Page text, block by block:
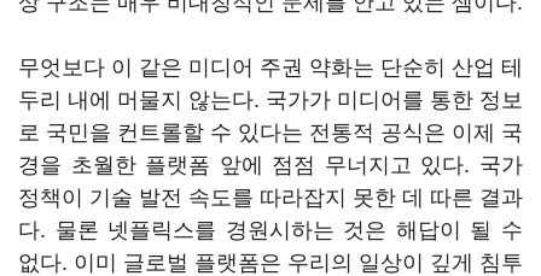
무엇보다 이 같은 미디어 주권 약화는 단순히 산업 테
두리 내에 머물지 않는다. 국가가 미디어를 통한 정보
로 국민을 컨트롤할 수 있다는 전통적 공식은 이제 국
경을 초월한 플랫폼 앞에 점점 무너지고 있다. 국가
정책이 기술 발전 속도를 따라잡지 못한 데 따른 결과
다. 물론 넷플릭스를 경원시하는 것은 해답이 될 수
없다. 이미 글로벌 플랫폼은 우리의 일상이 깊게 침투